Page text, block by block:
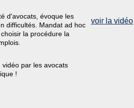
voir la vidéo
d'avocats, évoque les
difficultés. Mandat ad hoc
la procédure la
par les avocats
!